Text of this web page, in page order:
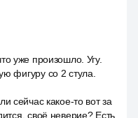
уже произошло. Угу.
фигуру со 2 стула.
сейчас какое-то вот за
своё неверие? Есть